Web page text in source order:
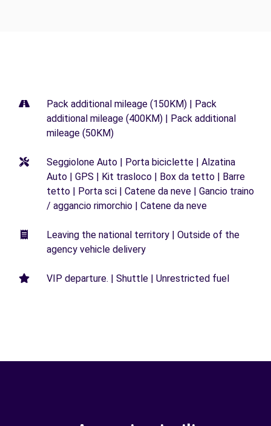
Pack additional mileage (150KM) | Pack
additional mileage (400KM) | Pack additional
mileage (50KM)
Seggiolone Auto | Porta biciclette | Alzatina
Auto | GPS | Kit trasloco | Box da tetto | Barre
tetto | Porta sci | Catene da neve | Gancio traino
/ aggancio rimorchio | Catene da neve
Leaving the national territory | Outside of the
agency vehicle delivery
VIP departure. | Shuttle | Unrestricted fuel